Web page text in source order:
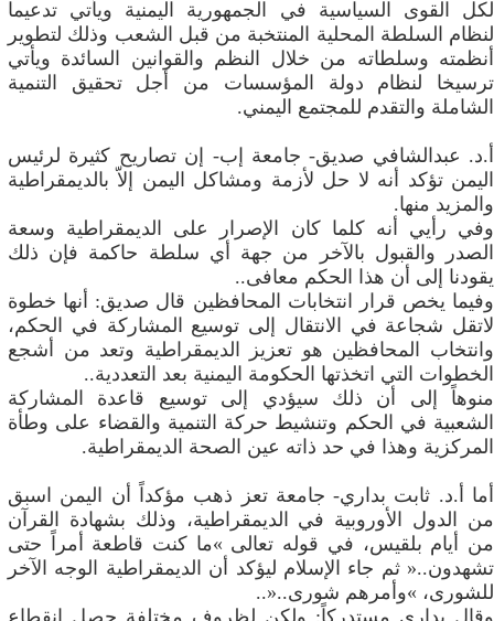
لكل القوى السياسية في الجمهورية اليمنية ويأتي تدعيما
لنظام السلطة المحلية المنتخبة من قبل الشعب وذلك لتطوير
أنظمته وسلطاته من خلال النظم والقوانين السائدة ويأتي
‬الشاملة‮ ‬والتقدم‮ ‬للمجتمع‮ ‬اليمني‮.‬
‬والمزيد‮ ‬منها‮.‬
‬يقودنا‮ ‬إلى‮ ‬أن‮ ‬هذا‮ ‬الحكم‮ ‬معافى‮..‬
وفيما يخص قرار انتخابات المحافظين قال صديق: أنها خطوة
لاتقل شجاعة في الانتقال إلى توسيع المشاركة في الحكم،
وانتخاب المحافظين هو تعزيز الديمقراطية وتعد من أشجع
الخطوات التي اتخذتها الحكومة اليمنية بعد التعددية..
‬المركزية‮ ‬وهذا‮ ‬في‮ ‬حد‮ ‬ذاته‮ ‬عين‮ ‬الصحة‮ ‬الديمقراطية‮.‬
أما أ.د. ثابت بداري- جامعة تعز ذهب مؤكداً أن اليمن اسبق
من الدول الأوروبية في الديمقراطية، وذلك بشهادة القرآن
من أيام بلقيس، في قوله تعالى »ما كنت قاطعة أمراً حتى
تشهدون..« ثم جاء الإسلام ليؤكد أن الديمقراطية الوجه الآخر
للشورى، »وأمرهم شورى..«..
وقال بداري مستدركاً: ولكن لظروف مختلفة حصل انقطاع